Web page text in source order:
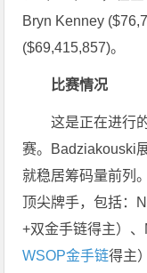
Bryn Kenney
($69,415,857)。
比赛情况
这是正在进行
赛。Badziakouski
就稳居筹码量前列
顶尖牌手，包括：
+双金手链得主）
WSOP金手链得主